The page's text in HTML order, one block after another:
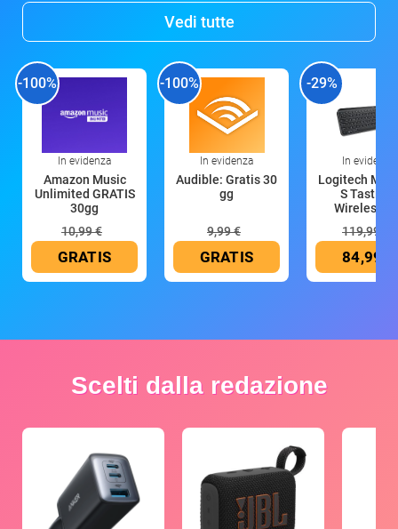
Vedi tutte
-100%
In evidenza
Amazon Music
Unlimited GRATIS
30gg
10,99 €
GRATIS
-100%
In evidenza
Audible: Gratis 30
gg
9,99 €
GRATIS
-29%
In evidenza
Logitech MX
S Tastiera
Wireless
119,99 €
84,99 €
Scelti dalla redazione